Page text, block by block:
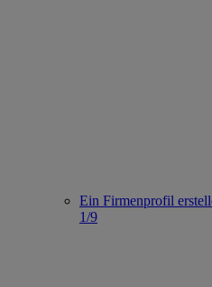
Ein Firmenprofil
1/9